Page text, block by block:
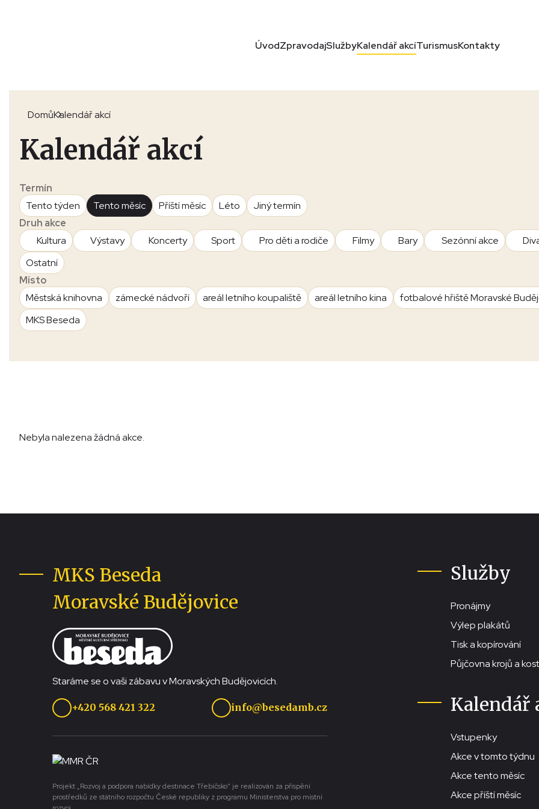
ÚvodZpravodajSlužbyKalendář akcíTurismusKontakty
DomůKalendář akcí
Kalendář akcí
Termín
Tento týden
Tento měsíc Příští měsíc Léto
Jiný termín
Druh akce
Kultura
Výstavy Koncerty Sport Pro děti a rodiče Filmy Bary Sezónní akce
Ostatní
Místo
Městská knihovna
zámecké nádvoří areál letního koupaliště areál letního kina
fotbalové hřiště Moravské
MKS Beseda
Nebyla nalezena žádná akce.
MKS Beseda
Moravské Budějovice
Staráme se o vaši zábavu v Moravských Budějovicích.
+420 568 421 322 info@besedamb.cz
Projekt „Rozvoj a podpora nabídky destinace Třebíčsko“ je realizován za přispění
prostředků ze státního rozpočtu České republiky z programu Ministerstva pro místní
Služby
Pronájmy
Výlep plakátů
Tisk a kopírování
Půjčovna krojů a
Kalendář
Vstupenky
Akce v tomto týdnu
Akce tento měsíc
Akce příští měsíc